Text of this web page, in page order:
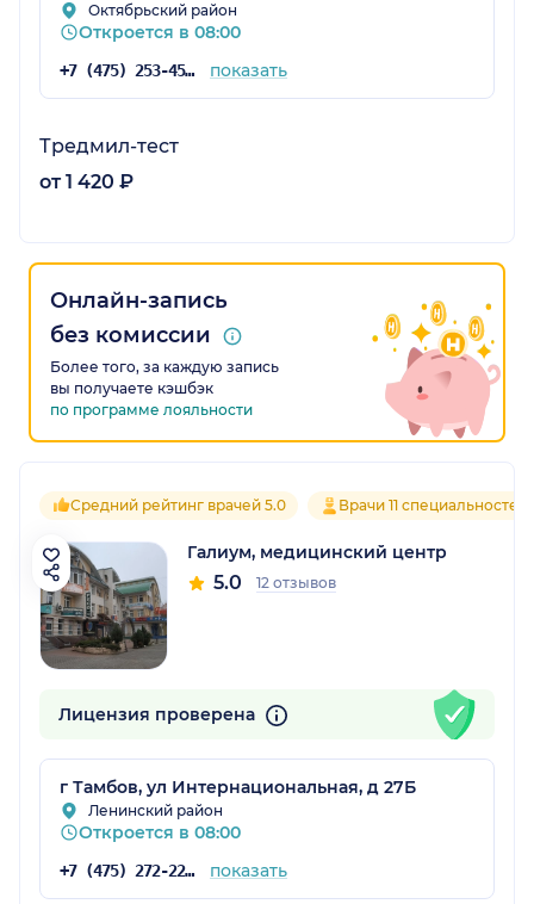
Октябрьский район
Откроется в 08:00
+7 (475) 253-45-68 показать
Тредмил-тест
от 1 420 ₽
Онлайн-запись
без комиссии
Более того, за каждую запись
вы получаете кэшбэк
по программе лояльности
Средний рейтинг врачей 5.0 Врачи 11 специальностей
Галиум, медицинский центр
5.0 12 отзывов
Лицензия проверена
г Тамбов, ул Интернациональная, д 27Б
Ленинский район
Откроется в 08:00
+7 (475) 272-22-57 показать